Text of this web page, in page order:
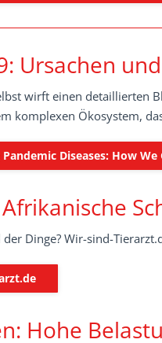
Ursachen
wirft einen detaillierten
komplexen Ökosystem,
Diseases: How We
Afrikanische
Dinge? Wir-sind-
Hohe